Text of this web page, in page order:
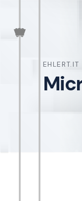
EHLERT.IT